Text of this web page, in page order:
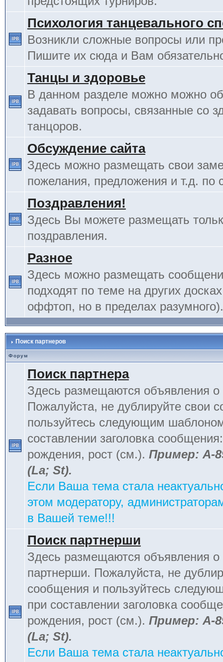
Психология танцевального
Возникли сложные вопросы или
Пишите их сюда и Вам
Танцы и здоровье
В данном разделе можно можно
задавать вопросы, связанные со
танцоров.
Обсуждение сайта
Здесь можно размещать свои
пожелания, предложения и т.д. по
Поздравления!
Здесь Вы можете размещать
поздравления.
Разное
Здесь можно размещать
подходят по теме на других
оффтоп, но в пределах разумного).
Поиск партнеров
Форум
Поиск партнера
Здесь размещаются объявления о
Пожалуйста, не дублируйте свои
пользуйтесь следующим
составлении заголовка
рождения, рост (см.). Пример: А-
(La; St).
Если Ваша тема стала
этом модератору,
в Вашей теме!!!
Поиск партнерши
Здесь размещаются объявления о
партнерши. Пожалуйста, не
сообщения и пользуйтесь
при составлении заголовка
рождения, рост (см.). Пример: А-
(La; St).
Если Ваша тема стала